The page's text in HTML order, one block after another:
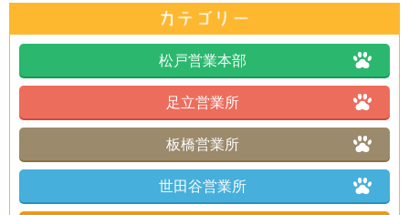
松戸営業本部
足立営業所
板橋営業所
世田谷営業所